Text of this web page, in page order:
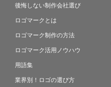
後悔しない制作会社選び
ロゴマークとは
ロゴマーク制作の方法
ロゴマーク活用ノウハウ
用語集
業界別！ロゴの選び方